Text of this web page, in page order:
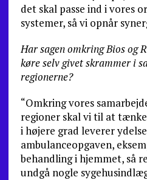
det skal passe ind i vores
systemer, så vi opnår
Har sagen omkring Bios og
køre selv givet skrammer i
regionerne?
“Omkring vores
regioner skal vi til at
i højere grad leverer
ambulanceopgaven,
behandling i hjemmet, så
undgå nogle